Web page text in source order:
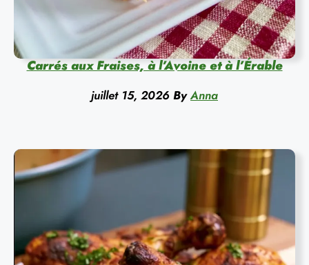
Carrés aux Fraises, à l’Avoine et à l’Érable
juillet 15, 2026 By Anna